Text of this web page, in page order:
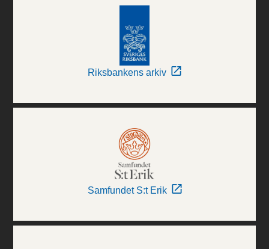
Riksbankens arkiv
Samfundet S:t Erik